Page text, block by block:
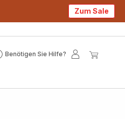
Zum Sale
Benötigen Sie Hilfe?
Mein